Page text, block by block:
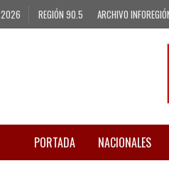
2026 REGIÓN 90.5 ARCHIVO
PORTADA NACIONALES